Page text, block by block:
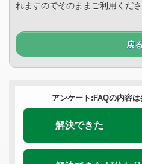
れますのでそのままご利用くださ
戻
アンケート:FAQの内容
解決できた